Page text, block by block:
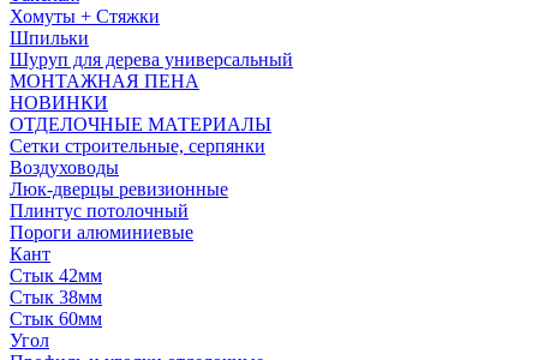
Хомуты + Стяжки
Шпильки
Шуруп для дерева универсальный
МОНТАЖНАЯ ПЕНА
НОВИНКИ
ОТДЕЛОЧНЫЕ МАТЕРИАЛЫ
Сетки строительные, серпянки
Воздуховоды
Люк-дверцы ревизионные
Плинтус потолочный
Пороги алюминиевые
Кант
Стык 42мм
Стык 38мм
Стык 60мм
Угол